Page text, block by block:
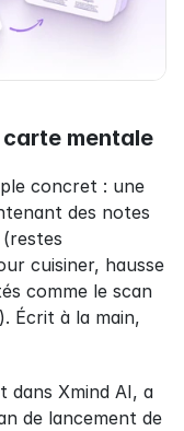
carte mentale
concret : une
des notes
cuisiner, hausse
comme le scan
Écrit à la main,
dans Xmind AI, a
de lancement de